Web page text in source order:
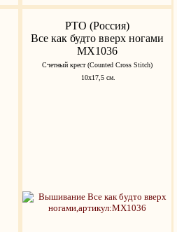
РТО (Россия)
Все как будто вверх ногами
MX1036
Счетный крест (Counted Cross Stitch)
10х17,5 см.